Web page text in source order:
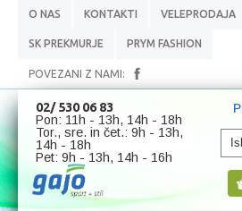
O NAS KONTAKTI VELEPRODAJA
SK PREKMURJE PRYM FASHION
POVEZANI Z NAMI:
02/ 530 06 83
Pon: 11h - 13h, 14h - 18h
Tor., sre. in čet.: 9h - 13h,
14h - 18h
Pet: 9h - 13h, 14h - 16h